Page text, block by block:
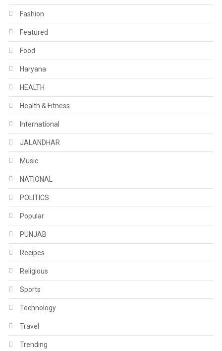
Fashion
Featured
Food
Haryana
HEALTH
Health & Fitness
International
JALANDHAR
Music
NATIONAL
POLITICS
Popular
PUNJAB
Recipes
Religious
Sports
Technology
Travel
Trending